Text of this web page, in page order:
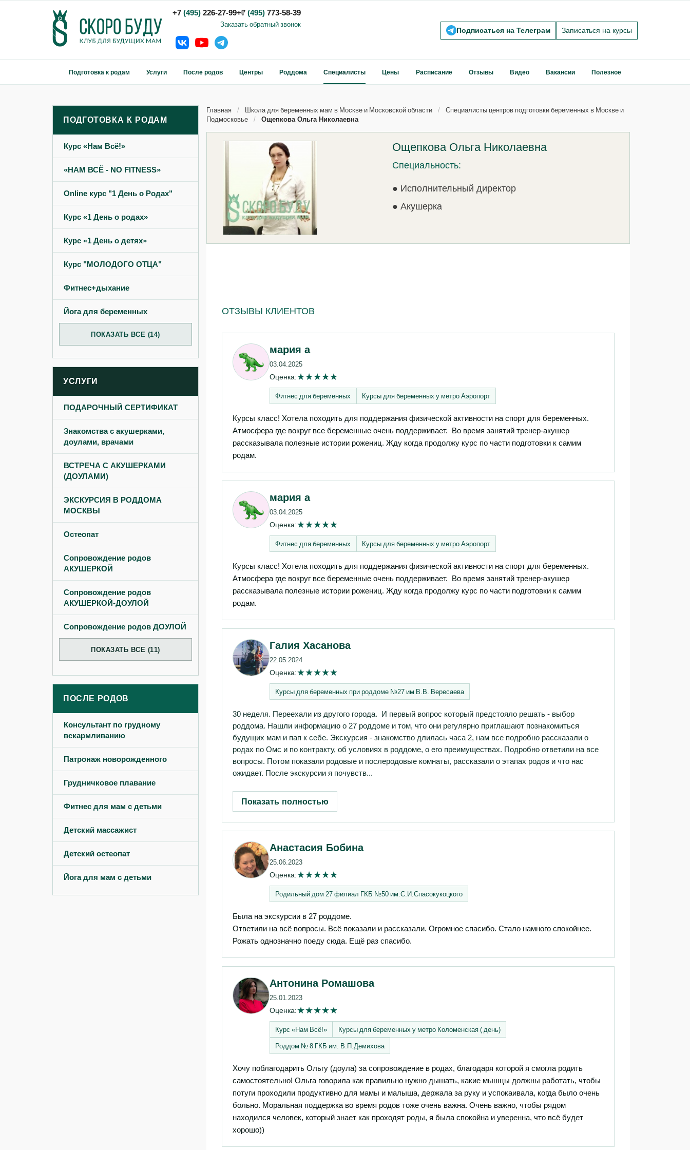
+7 (495) 226-27-99+7 (495) 773-58-39
Заказать обратный звонок
Подписаться на Телеграм Записаться на курсы
Подготовка к родам Услуги После родов Центры Роддома Специалисты Цены Расписание Отзывы Видео Вакансии Полезное
ПОДГОТОВКА К РОДАМ
Курс «Нам Всё!»‎
«НАМ ВСЁ - NO FITNESS»‎
Online курс "1 День о Родах"
Курс «1 День о родах»‎
Курс «1 День о детях»‎
Курс "МОЛОДОГО ОТЦА"
Фитнес+дыхание
Йога для беременных
ПОКАЗАТЬ ВСЕ (14)
УСЛУГИ
ПОДАРОЧНЫЙ СЕРТИФИКАТ
Знакомства с акушерками,
доулами, врачами
ВСТРЕЧА С АКУШЕРКАМИ
(ДОУЛАМИ)
ЭКСКУРСИЯ В РОДДОМА
МОСКВЫ
Остеопат
Сопровождение родов
АКУШЕРКОЙ
Сопровождение родов
АКУШЕРКОЙ-ДОУЛОЙ
Сопровождение родов ДОУЛОЙ
ПОКАЗАТЬ ВСЕ (11)
ПОСЛЕ РОДОВ
Консультант по грудному
вскармливанию
Патронаж новорожденного
Грудничковое плавание
Фитнес для мам с детьми
Детский массажист
Детский остеопат
Йога для мам с детьми
Главная Школа для беременных мам в Москве и Московской области
Специалисты центров подготовки беременных в Москве и
Подмосковье
Ощепкова Ольга Николаевна
Ощепкова Ольга Николаевна
Специальность:
● Исполнительный директор
● Акушерка
ОТЗЫВЫ КЛИЕНТОВ
мария а
03.04.2025
Оценка:★★★★★
Фитнес для беременных Курсы для беременных у метро Аэропорт
Курсы класс! Хотела походить для поддержания физической активности на спорт для беременных.
Атмосфера где вокруг все беременные очень поддерживает. Во время занятий тренер-акушер
рассказывала полезные истории рожениц. Жду когда продолжу курс по части подготовки к самим
родам.
мария а
03.04.2025
Оценка:★★★★★
Фитнес для беременных Курсы для беременных у метро Аэропорт
Курсы класс! Хотела походить для поддержания физической активности на спорт для беременных.
Атмосфера где вокруг все беременные очень поддерживает. Во время занятий тренер-акушер
рассказывала полезные истории рожениц. Жду когда продолжу курс по части подготовки к самим
родам.
Галия Хасанова
22.05.2024
Оценка:★★★★★
Курсы для беременных при роддоме №27 им В.В. Вересаева
30 неделя. Переехали из другого города. И первый вопрос который предстояло решать - выбор
роддома. Нашли информацию о 27 роддоме и том, что они регулярно приглашают познакомиться
будущих мам и пап к себе. Экскурсия - знакомство длилась часа 2, нам все подробно рассказали о
родах по Омс и по контракту, об условиях в роддоме, о его преимуществах. Подробно ответили на все
вопросы. Потом показали родовые и послеродовые комнаты, рассказали о этапах родов и что нас
ожидает. После экскурсии я почувств...
Показать полностью
Анастасия Бобина
25.06.2023
Оценка:★★★★★
Родильный дом 27 филиал ГКБ №50 им.С.И.Спасокукоцкого
Была на экскурсии в 27 роддоме.
Ответили на всё вопросы. Всё показали и рассказали. Огромное спасибо. Стало намного спокойнее.
Рожать однозначно поеду сюда. Ещё раз спасибо.
Антонина Ромашова
25.01.2023
Оценка:★★★★★
Курс «Нам Всё!»‎
Курсы для беременных у метро Коломенская ( день)
Роддом № 8 ГКБ им. В.П.Демихова
Хочу поблагодарить Ольгу (доула) за сопровождение в родах, благодаря которой я смогла родить
самостоятельно! Ольга говорила как правильно нужно дышать, какие мышцы должны работать, чтобы
потуги проходили продуктивно для мамы и малыша, держала за руку и успокаивала, когда было очень
больно. Моральная поддержка во время родов тоже очень важна. Очень важно, чтобы рядом
находился человек, который знает как проходят роды, я была спокойна и уверенна, что всё будет
хорошо))